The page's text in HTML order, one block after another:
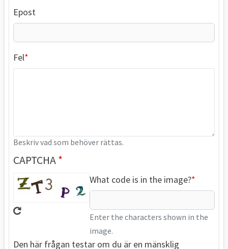
Epost
Fel
Beskriv vad som behöver rättas.
CAPTCHA
What code is in the image?
Enter the characters shown in the
image.
Den här frågan testar om du är en mänsklig